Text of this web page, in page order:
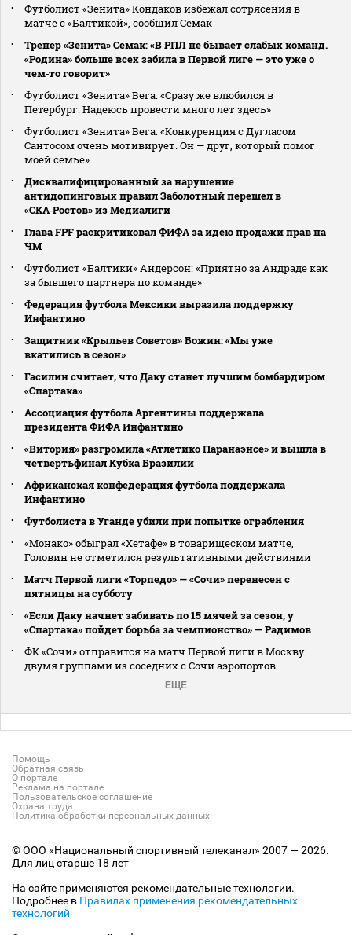
Футболист «Зенита» Кондаков избежал сотрясения в
матче с «Балтикой», сообщил Семак
Тренер «Зенита» Семак: «В РПЛ не бывает слабых команд.
«Родина» больше всех забила в Первой лиге — это уже о
чем‑то говорит»
Футболист «Зенита» Вега: «Сразу же влюбился в
Петербург. Надеюсь провести много лет здесь»
Футболист «Зенита» Вега: «Конкуренция с Дугласом
Сантосом очень мотивирует. Он — друг, который помог
моей семье»
Дисквалифицированный за нарушение
антидопинговых правил Заболотный перешел в
«СКА‑Ростов» из Медиалиги
Глава FPF раскритиковал ФИФА за идею продажи прав на
ЧМ
Футболист «Балтики» Андерсон: «Приятно за Андраде как
за бывшего партнера по команде»
Федерация футбола Мексики выразила поддержку
Инфантино
Защитник «Крыльев Советов» Божин: «Мы уже
вкатились в сезон»
Гасилин считает, что Даку станет лучшим бомбардиром
«Спартака»
Ассоциация футбола Аргентины поддержала
президента ФИФА Инфантино
«Витория» разгромила «Атлетико Паранаэнсе» и вышла в
четвертьфинал Кубка Бразилии
Африканская конфедерация футбола поддержала
Инфантино
Футболиста в Уганде убили при попытке ограбления
«Монако» обыграл «Хетафе» в товарищеском матче,
Головин не отметился результативными действиями
Матч Первой лиги «Торпедо» — «Сочи» перенесен с
пятницы на субботу
«Если Даку начнет забивать по 15 мячей за сезон, у
«Спартака» пойдет борьба за чемпионство» — Радимов
ФК «Сочи» отправится на матч Первой лиги в Москву
двумя группами из соседних с Сочи аэропортов
ЕЩЕ
Помощь
Обратная связь
О портале
Реклама на портале
Пользовательское соглашение
Охрана труда
Политика обработки персональных данных
© ООО «Национальный спортивный телеканал» 2007 — 2026.
Для лиц старше 18 лет
На сайте применяются рекомендательные технологии.
Подробнее в Правилах применения рекомендательных
технологий